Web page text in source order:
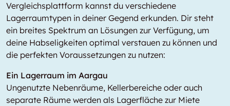
Vergleichsplattform kannst du verschiedene
Lagerraumtypen in deiner Gegend erkunden. Dir steht
ein breites Spektrum an Lösungen zur Verfügung, um
deine Habseligkeiten optimal verstauen zu können und
die perfekten Voraussetzungen zu nutzen:
Ein Lagerraum im Aargau
Ungenutzte Nebenräume, Kellerbereiche oder auch
separate Räume werden als Lagerfläche zur Miete